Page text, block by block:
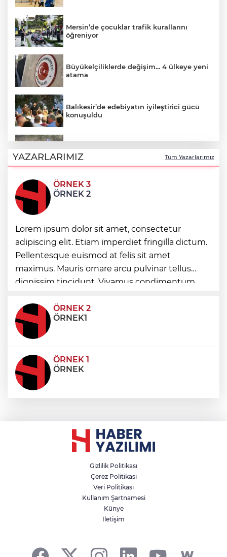
Mersin’de çocuklar trafik kurallarını
öğreniyor
Büyükelçiliklerde değişim... 4 ülkeye yeni
atama
Balıkesir’de edebiyatın iyileştirici gücü
konuşuldu
Enduro tutkunları Kocaeli’de buluştu
Mersin’de çocuklar geleneksel oyunlarla
buluştu
Manisa’da üst geçide asansör kolaylığı
İzmir’in ilk lavanta parkı geliyor
YAZARLARIMIZ Tüm Yazarlarımız
ÖRNEK 3
ÖRNEK 2
Lorem ipsum dolor sit amet, consectetur
adipiscing elit. Etiam imperdiet fringilla dictum.
Pellentesque euismod at felis sit amet
maximus. Mauris ornare arcu pulvinar tellus
dignissim tincidunt. Vivamus condimentum
condimentum eros et, faucibus sapien. Praese
ÖRNEK 2
ÖRNEK1
ÖRNEK 1
ÖRNEK
Gizlilik Politikası
Çerez Politikası
Veri Politikası
Kullanım Şartnamesi
Künye
İletişim